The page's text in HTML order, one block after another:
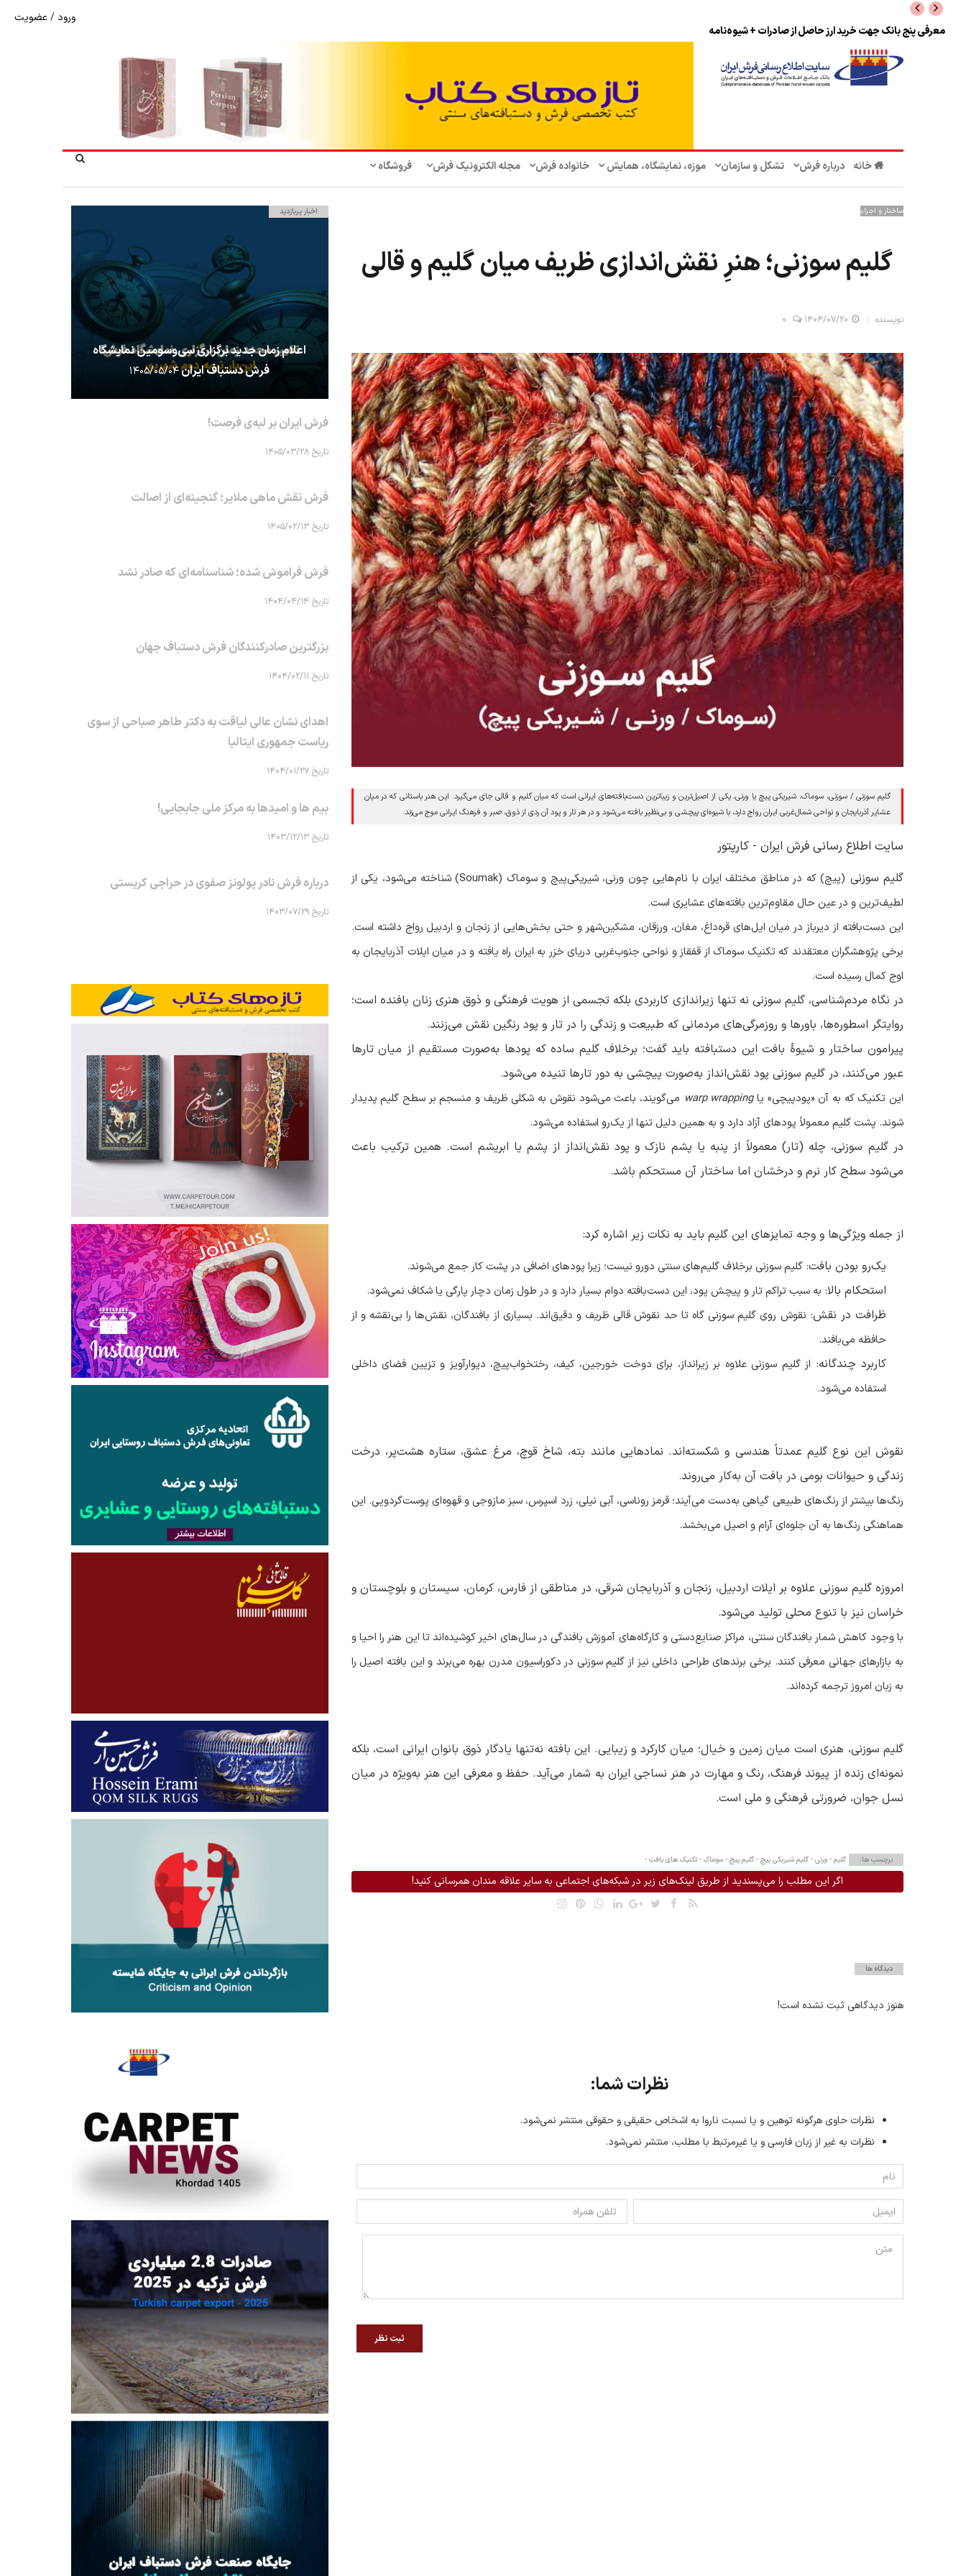
نرخ بازگشت ارز حاصل از صادرات + تکمیلی
ورود /عضویت
خانه درباره فرش تشکل‌ و سازمان‌ موزه، نمایشگاه، همایش‌ خانواده فرش مجله الکترونیک فرش فروشگاه
ساختار و اجزاء
گلیم سوزنی؛ هنرِ نقش‌اندازی ظریف میان گلیم و قالی
نویسنده ۱۴۰۴/۰۷/۲۰ 0
گلیم سوزنی / سوزنی، سوماک، شیریکی پیچ یا ورنی، یکی از اصیل‌ترین و زیباترین دست‌بافته‌های ایرانی است که میان گلیم و قالی جای می‌گیرد. این هنر باستانی که در میان
عشایر آذربایجان و نواحی شمال‌غربی ایران رواج دارد، با شیوه‌ای پیچشی و بی‌نظیر بافته می‌شود و در هر تار و پود آن ردی از ذوق، صبر و فرهنگ ایرانی موج می‌زند.
سایت اطلاع رسانی فرش ایران - کارپتور
گلیم سوزنی (پیچ)که در مناطق مختلف ایران با نام‌هایی چون ورنی، شیریکی‌پیچ و سوماک (Soumak) شناخته می‌شود، یکی از
لطیف‌ترین و در عین حال مقاوم‌ترین بافته‌های عشایری است.
این دست‌بافته از دیرباز در میان ایل‌های قره‌داغ، مغان، ورزقان، مشکین‌شهر و حتی بخش‌هایی از زنجان و اردبیل رواج داشته است.
برخی پژوهشگران معتقدند که تکنیک سوماک از قفقاز و نواحی جنوب‌غربی دریای خزر به ایران راه یافته و در میان ایلات آذربایجان به
اوج کمال رسیده است.
در نگاه مردم‌شناسی، گلیم سوزنی نه تنها زیراندازی کاربردی بلکه تجسمی از هویت فرهنگی و ذوق هنری زنان بافنده است؛
روایتگر اسطوره‌ها، باورها و روزمرگی‌های مردمانی که طبیعت و زندگی را در تار و پود رنگین نقش می‌زنند.
پیرامون ساختار و شیوهٔ بافت این دستبافته باید گفت؛ برخلاف گلیم ساده که پودها به‌صورت مستقیم از میان تارها
عبور می‌کنند، در گلیم سوزنی پود نقش‌انداز به‌صورت پیچشی به دور تارها تنیده می‌شود.
این تکنیک که به آن «پودپیچی» یاwarp wrapping می‌گویند، باعث می‌شود نقوش به شکلی ظریف و منسجم بر سطح گلیم پدیدار
شوند. پشت گلیم معمولاً پودهای آزاد دارد و به همین دلیل تنها از یک‌رو استفاده می‌شود.
در گلیم سوزنی، چله (تار) معمولاً از پنبه یا پشم نازک و پود نقش‌انداز از پشم یا ابریشم است. همین ترکیب باعث
می‌شود سطح کار نرم و درخشان اما ساختار آن مستحکم باشد.
از جمله ویژگی‌ها و وجه تمایزهای این گلیم باید به نکات زیر اشاره کرد:
یک‌رو بودن بافت: گلیم سوزنی برخلاف گلیم‌های سنتی دو‌رو نیست؛ زیرا پودهای اضافی در پشت کار جمع می‌شوند.
استحکام بالا: به سبب تراکم تار و پیچش پود، این دست‌بافته دوام بسیار دارد و در طول زمان دچار پارگی یا شکاف نمی‌شود.
ظرافت در نقش: نقوش روی گلیم سوزنی گاه تا حد نقوش قالی ظریف و دقیق‌اند. بسیاری از بافندگان، نقش‌ها را بی‌نقشه و از
حافظه می‌بافند.
کاربرد چندگانه: از گلیم سوزنی علاوه بر زیرانداز، برای دوخت خورجین، کیف، رختخواب‌پیچ، دیوارآویز و تزیین فضای داخلی
استفاده می‌شود.
نقوش این نوع گلیم عمدتاً هندسی و شکسته‌اند. نمادهایی مانند بته، شاخ قوچ، مرغ عشق، ستاره هشت‌پر، درخت
زندگی و حیوانات بومی در بافت آن به‌کار می‌روند.
رنگ‌ها بیشتر از رنگ‌های طبیعی گیاهی به‌دست می‌آیند؛ قرمز روناسی، آبی نیلی، زرد اسپرس، سبز مازوجی و قهوه‌ای پوست‌گردویی. این
هماهنگی رنگ‌ها به آن جلوه‌ای آرام و اصیل می‌بخشد.
امروزه گلیم سوزنی علاوه بر ایلات اردبیل، زنجان و آذربایجان شرقی، در مناطقی از فارس، کرمان، سیستان و بلوچستان و
خراسان نیز با تنوع محلی تولید می‌شود.
با وجود کاهش شمار بافندگان سنتی، مراکز صنایع‌دستی و کارگاه‌های آموزش بافندگی در سال‌های اخیر کوشیده‌اند تا این هنر را احیا و
به بازارهای جهانی معرفی کنند. برخی برندهای طراحی داخلی نیز از گلیم سوزنی در دکوراسیون مدرن بهره می‌برند و این بافته اصیل را
به زبان امروز ترجمه کرده‌اند.
گلیم سوزنی، هنری است میان زمین و خیال؛ میان کارکرد و زیبایی. این بافته نه‌تنها یادگار ذوق بانوان ایرانی است، بلکه
نمونه‌ای زنده از پیوند فرهنگ، رنگ و مهارت در هنر نساجی ایران به شمار می‌آید. حفظ و معرفی این هنر به‌ویژه در میان
نسل جوان، ضرورتی فرهنگی و ملی است.
برچسب ها: گلیم - ورنی - گلیم شیریکی پیچ - گلیم پیچ - سوماک - تکنیک های بافت -
اگر این مطلب را می‌پسندید از طریق لینک‌های زیر در شبکه‌های اجتماعی به سایر علاقه مندان همرسانی کنید!
دیدگاه ها
هنوز دیدگاهی ثبت نشده است!
نظرات شما:
نظرات حاوی هرگونه توهین و یا نسبت ناروا به اشخاص حقیقی و حقوقی منتشر نمی‌شود.
نظرات به غیر از زبان فارسی و یا غیر‌مرتبط با مطلب، منتشر نمی‌شود.
ثبت نظر
اخبار پربازدید
اعلام زمان جدید برگزاری سی‌وسومین نمایشگاه
فرش دستباف ایران۱۴۰۵/۰۵/۰۴
فرش ایران بر لبه‌ی فرصت!
تاریخ ۱۴۰۵/۰۳/۲۸
فرش نقش ماهی‌ ملایر؛ گنجینه‌ای از اصالت
تاریخ ۱۴۰۵/۰۲/۱۳
فرش فراموش شده؛ شناسنامه‌ای که صادر نشد
تاریخ ۱۴۰۴/۰۴/۱۴
بزرگترین صادرکنندگان فرش دستباف جهان
تاریخ ۱۴۰۴/۰۲/۱۱
اهدای نشان عالی لیاقت به دکتر طاهر صباحی از سوی
ریاست جمهوری ایتالیا
تاریخ ۱۴۰۴/۰۱/۲۷
بیم ها و امیدها به مرکز ملی جابجایی!
تاریخ ۱۴۰۳/۱۲/۱۳
درباره فرش نادر پولونز صفوی در حراجی کریستی
تاریخ ۱۴۰۳/۰۷/۲۹